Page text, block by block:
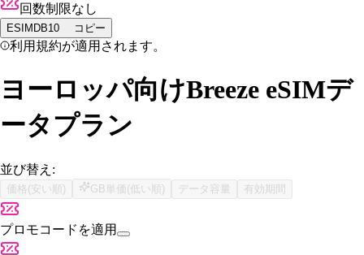
回数制限なし
ESIMDB10 コピー
利用規約が適用されます。
ヨーロッパ向けBreeze eSIMデ
ータプラン
並び替え:
価格(安い順) GB単価(低い順) データ容量 有効期間
プロモコードを適用